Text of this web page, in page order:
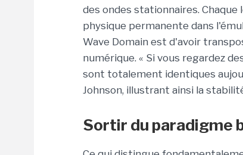
des ondes stationnaires.
physique permanente dans
Wave Domain est d'avoir
numérique. « Si vous regardez
sont totalement identiques
Johnson, illustrant ainsi la
Sortir du paradigme